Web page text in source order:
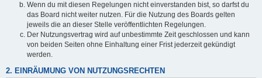
Wenn du mit diesen Regelungen nicht einverstanden bist, so darfst du
das Board nicht weiter nutzen. Für die Nutzung des Boards gelten
jeweils die an dieser Stelle veröffentlichten Regelungen.
Der Nutzungsvertrag wird auf unbestimmte Zeit geschlossen und kann
von beiden Seiten ohne Einhaltung einer Frist jederzeit gekündigt
werden.
2. EINRÄUMUNG VON NUTZUNGSRECHTEN